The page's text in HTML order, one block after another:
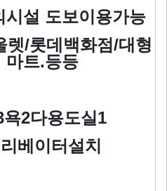
시설 도보이용가능
렛/롯데백화점/대형
마트.등등
욕2다용도실1
베이터설치